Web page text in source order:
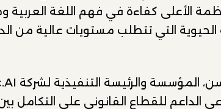
الأعلى كفاءة في فهم اللغة العربية
الحيوية التي تتطلب مستويات عالية من
الداعم للقطاع القانوني على التكامل